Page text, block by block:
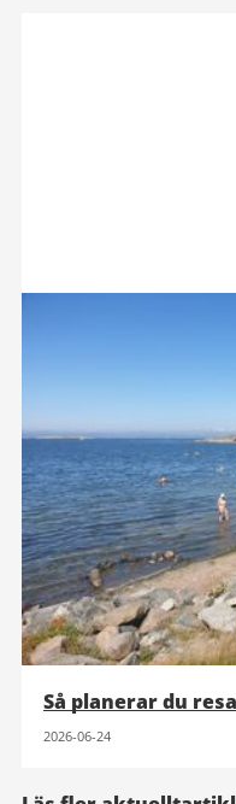
Så planerar du
2026-06-24